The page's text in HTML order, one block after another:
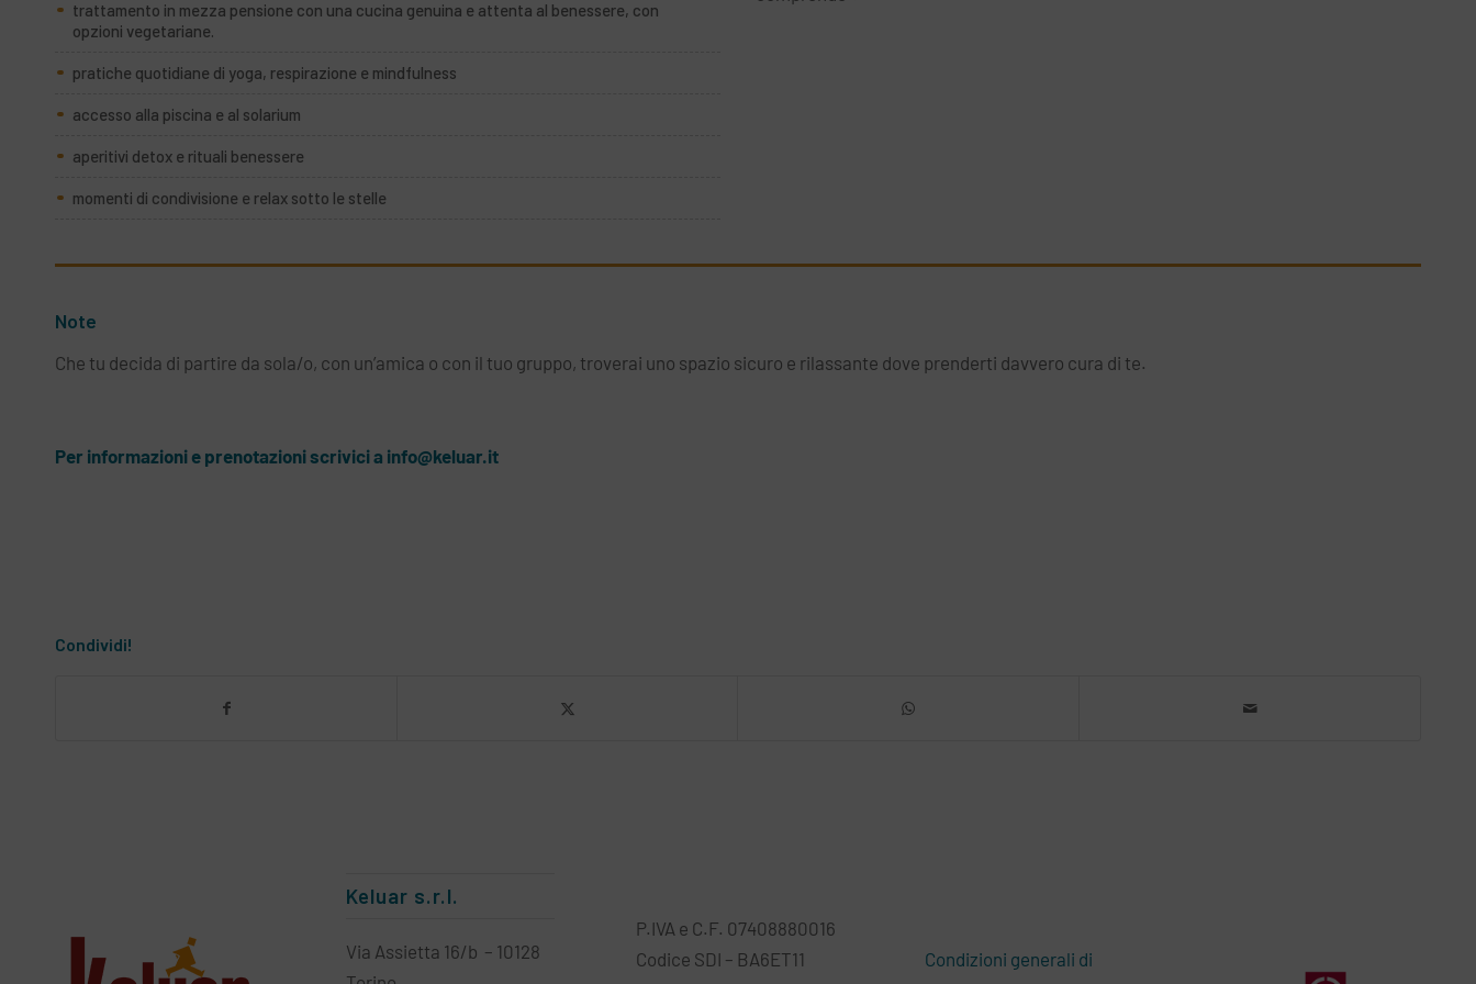
trattamento in mezza pensione con una cucina genuina e attenta al benessere, con
opzioni vegetariane.
pratiche quotidiane di yoga, respirazione e mindfulness
accesso alla piscina e al solarium
aperitivi detox e rituali benessere
momenti di condivisione e relax sotto le stelle
Note
Che tu decida di partire da sola/o, con un’amica o con il tuo gruppo, troverai uno spazio sicuro e rilassante dove prenderti davvero cura di te.
Per informazioni e prenotazioni scrivici a info@keluar.it
Condividi!
Keluar s.r.l.
Via Assietta 16/b – 10128
P.IVA e C.F. 07408880016
Codice SDI – BA6ET11
Condizioni generali di